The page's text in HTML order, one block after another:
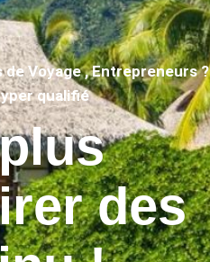
Voyage , Entrepreneurs ?
qualifié
des